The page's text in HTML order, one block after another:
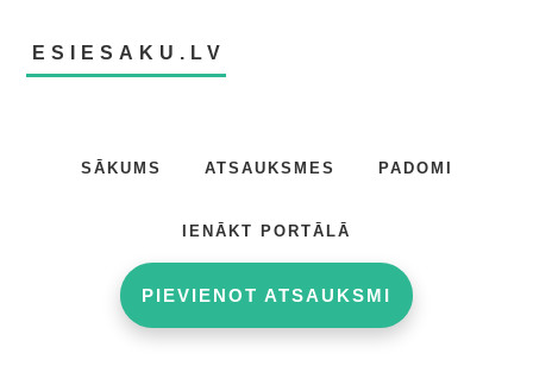
main
primary
footerESIESAKU.LV
SĀKUMS ATSAUKSMES PADOMI
IENĀKT PORTĀLĀ
PIEVIENOT ATSAUKSMI